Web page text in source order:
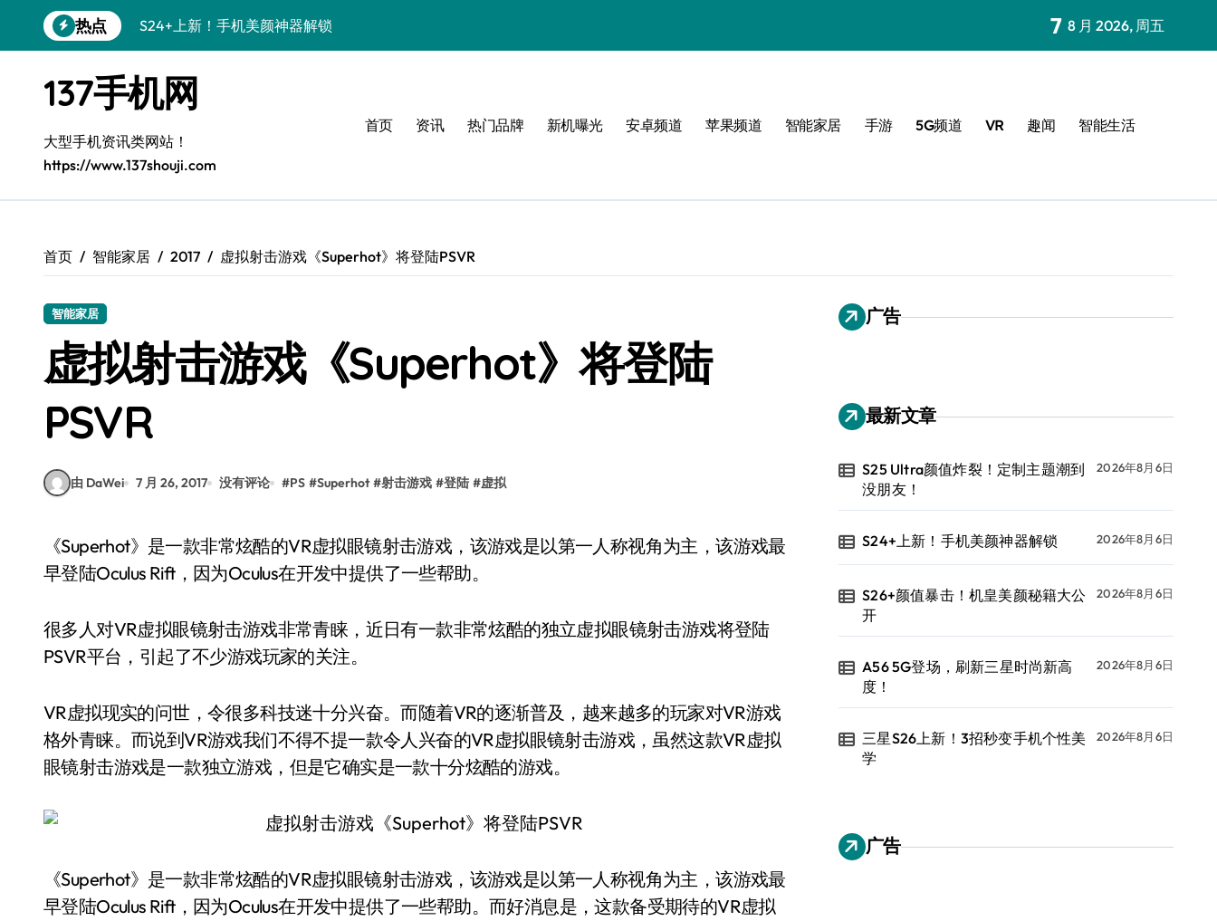
到
热点
S24+上新！手机美颜神器解锁
A56 5G登场，刷新三星时尚新高度！
三星S26上新！3招秒变手机个性美学
S25美学攻略：解锁三星个性炫彩新姿势
C55 5G潮玩秘籍：定制时尚新态度
Galaxy Z Flip6：折叠间，尽显潮流魔力！
S25 Ultra颜值炸裂！定制主题潮到没朋友！
7 8 月 2026, 周五
137手机网
大型手机资讯类网站！
https://www.137shouji.com
首页 资讯 热门品牌 新机曝光 安卓频道 苹果频道 智能家居 手游 5G频道 VR 趣闻 智能生活
首页 智能家居 2017 虚拟射击游戏《Superhot》将登陆PSVR
智能家居
虚拟射击游戏《Superhot》将登陆
PSVR
由 DaWei 7 月 26, 2017 没有评论 #PS #Superhot #射击游戏 #登陆 #虚拟
《Superhot》是一款非常炫酷的VR虚拟眼镜射击游戏，该游戏是以第一人称视角为主，该游戏最
早登陆Oculus Rift，因为Oculus在开发中提供了一些帮助。
很多人对VR虚拟眼镜射击游戏非常青睐，近日有一款非常炫酷的独立虚拟眼镜射击游戏将登陆
PSVR平台，引起了不少游戏玩家的关注。
VR虚拟现实的问世，令很多科技迷十分兴奋。而随着VR的逐渐普及，越来越多的玩家对VR游戏
格外青睐。而说到VR游戏我们不得不提一款令人兴奋的VR虚拟眼镜射击游戏，虽然这款VR虚拟
眼镜射击游戏是一款独立游戏，但是它确实是一款十分炫酷的游戏。
《Superhot》是一款非常炫酷的VR虚拟眼镜射击游戏，该游戏是以第一人称视角为主，该游戏最
早登陆Oculus Rift，因为Oculus在开发中提供了一些帮助。而好消息是，这款备受期待的VR虚拟
广告
最新文章
S25 Ultra颜值炸裂！定制主题潮到
没朋友！
2026年8月6日
S24+上新！手机美颜神器解锁 2026年8月6日
S26+颜值暴击！机皇美颜秘籍大公
开
2026年8月6日
A56 5G登场，刷新三星时尚新高
度！
2026年8月6日
三星S26上新！3招秒变手机个性美
学
2026年8月6日
广告